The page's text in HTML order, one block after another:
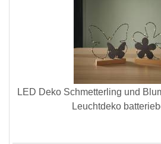
LED Deko Schmetterling und
Leuchtdeko